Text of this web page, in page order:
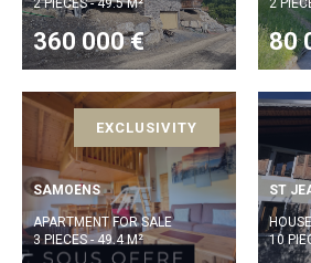
2 PIECES - 49.5 M²
360 000 €
2
80
EXCLUSIVITY
SAMOENS
APARTMENT FOR SALE
3 PIECES - 49.4 M²
ST
10